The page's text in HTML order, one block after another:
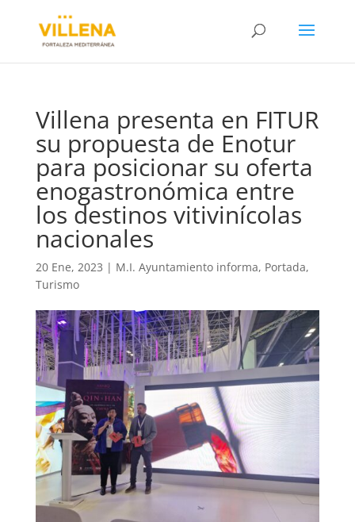
Villena presenta en FITUR
su propuesta de Enotur
para posicionar su oferta
enogastronómica entre
los destinos vitivinícolas
nacionales
20 Ene, 2023 | M.I. Ayuntamiento informa, Portada,
Turismo